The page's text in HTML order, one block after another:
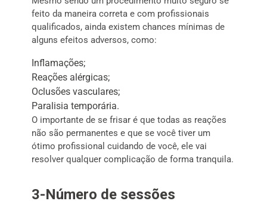
feito da maneira correta e com profissionais
qualificados, ainda existem chances mínimas de
alguns efeitos adversos, como:
Inflamações;
Reações alérgicas;
Oclusões vasculares;
Paralisia temporária.
O importante de se frisar é que todas as reações
não são permanentes e que se você tiver um
ótimo profissional cuidando de você, ele vai
resolver qualquer complicação de forma tranquila.
3-Número de sessões